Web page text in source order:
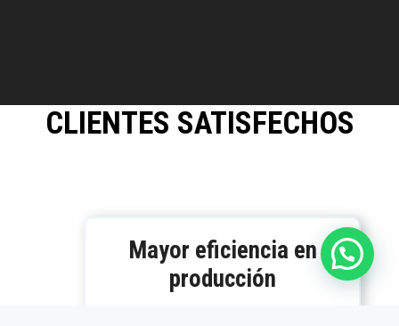
CLIENTES SATISFECHOS
Mayor eficiencia en
producción